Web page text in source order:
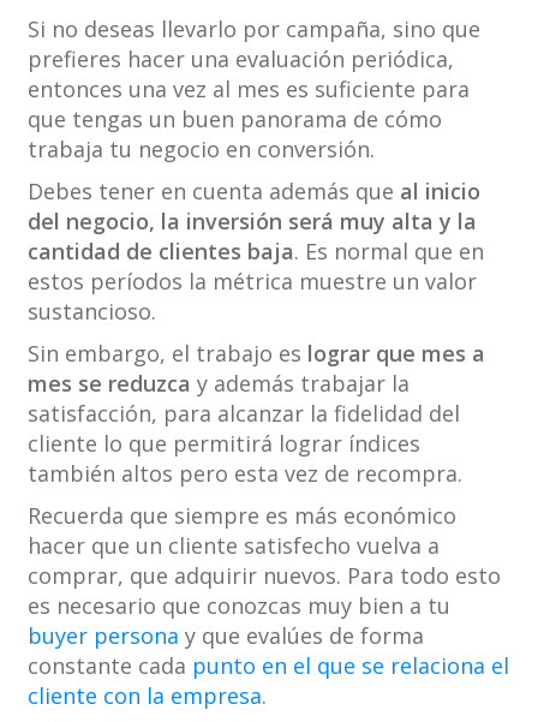
Si no deseas llevarlo por campaña, sino que
prefieres hacer una evaluación periódica,
entonces una vez al mes es suficiente para
que tengas un buen panorama de cómo
trabaja tu negocio en conversión.
Debes tener en cuenta además que al inicio
del negocio, la inversión será muy alta y la
cantidad de clientes baja. Es normal que en
estos períodos la métrica muestre un valor
sustancioso.
Sin embargo, el trabajo es lograr que mes a
mes se reduzca y además trabajar la
satisfacción, para alcanzar la fidelidad del
cliente lo que permitirá lograr índices
también altos pero esta vez de recompra.
Recuerda que siempre es más económico
hacer que un cliente satisfecho vuelva a
comprar, que adquirir nuevos. Para todo esto
es necesario que conozcas muy bien a tu
buyer persona y que evalúes de forma
constante cada punto en el que se relaciona el
cliente con la empresa.